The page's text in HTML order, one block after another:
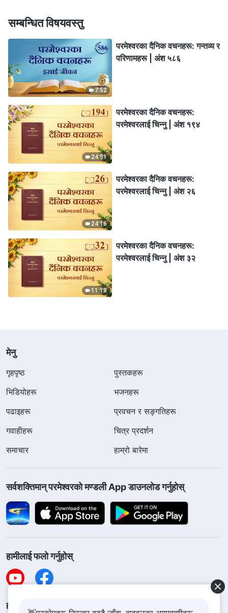
सम्बन्धित विषयवस्तु
7:52
परमेश्‍वरका दैनिक वचनहरू: गन्तव्य र
परिणामहरू | अंश ५८६
24:51
परमेश्‍वरका दैनिक वचनहरू:
परमेश्‍वरलाई चिन्‍नु | अंश १९४
24:16
परमेश्‍वरका दैनिक वचनहरू:
परमेश्‍वरलाई चिन्‍नु | अंश २६
11:18
परमेश्‍वरका दैनिक वचनहरू:
परमेश्‍वरलाई चिन्‍नु | अंश ३२
मेनु
गृहपृष्ठ
पुस्तकहरू
भिडियोहरू
भजनहरू
पढाइहरू
प्रवचन र सङ्गतिहरू
गवाहीहरू
चित्र प्रदर्शन
समाचार
हाम्रो बारेमा
सर्वशक्तिमान्‌ परमेश्‍वरको मण्डली App डाउनलोड गर्नुहोस्
हामीलाई फलो गर्नुहोस्
हामीलाई सम्पर्क गर्नुहोस